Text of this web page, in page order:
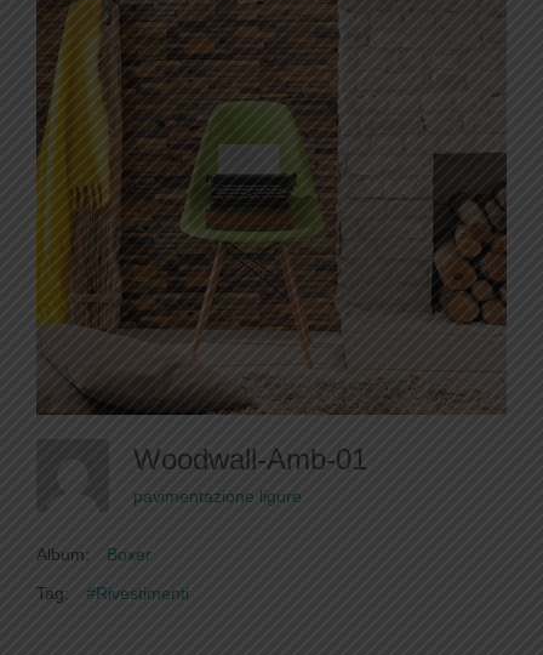
Woodwall-Amb-01
pavimentazione ligure
Album:
Boxer
Tag:
#Rivestimenti